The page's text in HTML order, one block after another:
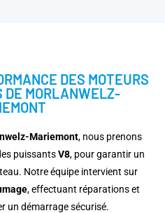
DES MOTEURS
DE MORLANWELZ-
Mariemont, nous prenons
puissantsV8, pour garantir un
Notre équipe intervient sur
, effectuant réparations et
un démarrage sécurisé.